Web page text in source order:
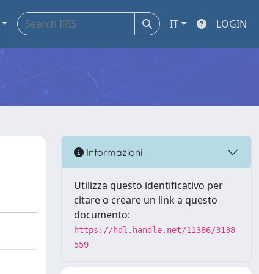
IT LOGIN
Informazioni
Utilizza questo identificativo per
citare o creare un link a questo
documento:
https://hdl.handle.net/11386/3138
559